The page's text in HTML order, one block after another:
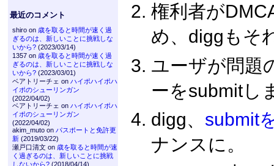
最近のコメント
shiro on 歳を取ると時間が速く過
ぎるのは、新しいことに挑戦しな
いから?(2023/03/14)
1357 on 歳を取ると時間が速く過
ぎるのは、新しいことに挑戦しな
いから?(2023/03/01)
ベアトリーチェ on ハイポハイポハ
イポのシューリンガン
(2022/04/02)
ベアトリーチェ on ハイポハイポハ
イポのシューリンガン
(2022/04/02)
akim_muto on パスポートと免許更
新(2019/03/22)
瀬戸口清文 on 歳を取ると時間が速
く過ぎるのは、新しいことに挑戦
しないから?(2018/04/14)
権利者が
め、diggもそ
ユーザが問題
ーをsubmitし
digg、 submit
ナンスに。